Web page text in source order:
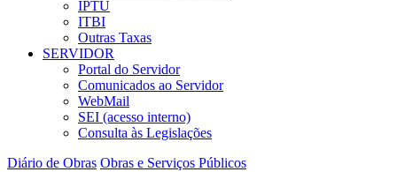
IPTU
ITBI
Outras Taxas
SERVIDOR
Portal do Servidor
Comunicados ao Servidor
WebMail
SEI (acesso interno)
Consulta às Legislações
Diário de Obras Obras e Serviços Públicos